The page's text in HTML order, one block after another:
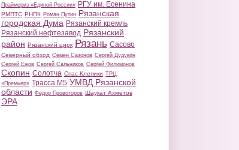
Праймериз «Единой России» РГУ им. Есенина
РМПТС РНПК Роман Путин Рязанская
городская Дума Рязанский кремль
Рязанский нефтезавод Рязанский
район Рязанский цирк Рязань Сасово
Северный обход Семен Сазонов Сергей Дудукин
Сергей Ежов Сергей Сальников Сергей Филимонов
Скопин Солотча Спас-Клепики ТРЦ
«Премьер» Трасса М5 УМВД Рязанской
области Федор Провоторов Шаукат Ахметов
ЭРА